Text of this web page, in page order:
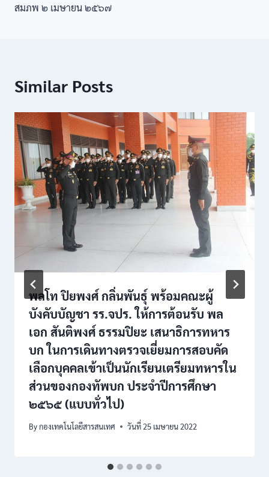
สมภพ ๒ เมษายน ๒๕๖๗
Similar Posts
พลโท ปิยพงศ์ กลิ่นพันธุ์ พร้อมคณะผู้
บังคับบัญชา รร.จปร. ให้การต้อนรับ พล
เอก สันติพงศ์ ธรรมปิยะ เสนาธิการทหาร
บก ในการเดินทางตรวจเยี่ยมการสอบคัด
เลือกบุคคลเข้าเป็นนักเรียนเตรียมทหารใน
ส่วนของกองทัพบก ประจำปีการศึกษา
๒๕๖๕ (แบบทั่วไป)
Byกองเทคโนโลยีสารสนเทศ วันที่ 25 เมษายน 2022